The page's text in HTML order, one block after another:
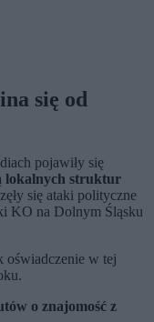
się od
pojawiły się
lokalnych struktur
się ataki polityczne
KO na Dolnym Śląsku
oświadczenie w tej
o znajomość z